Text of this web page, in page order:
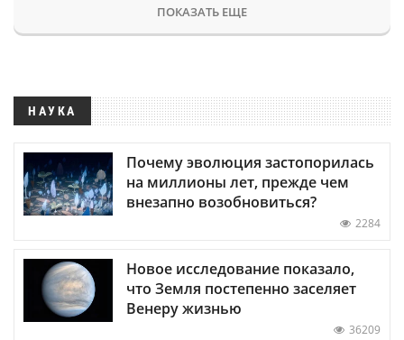
ПОКАЗАТЬ ЕЩЕ
НАУКА
Почему эволюция застопорилась
на миллионы лет, прежде чем
внезапно возобновиться?
2284
Новое исследование показало,
что Земля постепенно заселяет
Венеру жизнью
36209